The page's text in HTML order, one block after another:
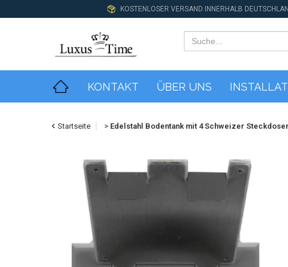
KOSTENLOSER VERSAND INNERHALB
KONTAKT ÜBER UNS
Startseite > Edelstahl Bodentank mit 4 Schweizer